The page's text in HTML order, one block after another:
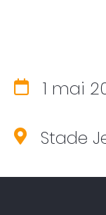
1 mai
Stade